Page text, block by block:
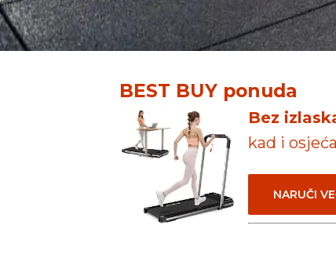
BEST BUY ponuda
Bez
kad i
NARUČI